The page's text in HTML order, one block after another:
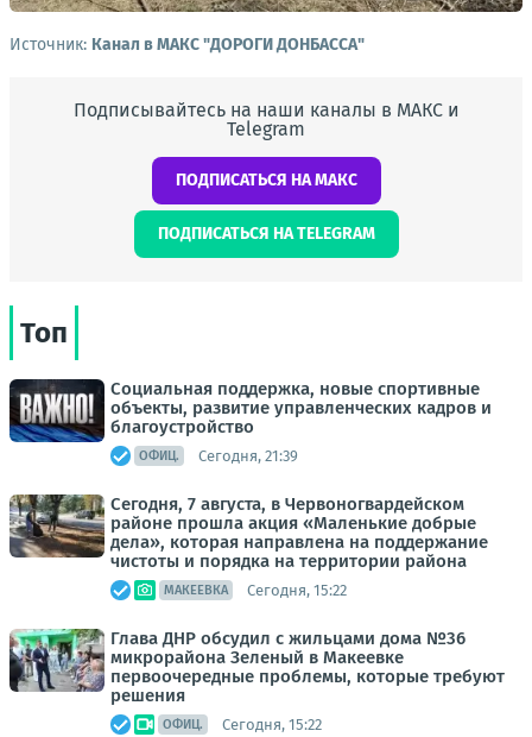
Источник: Канал в МАКС "ДОРОГИ ДОНБАССА"
Подписывайтесь на наши каналы в МАКС и
Telegram
ПОДПИСАТЬСЯ НА МАКС
ПОДПИСАТЬСЯ НА TELEGRAM
Топ
Социальная поддержка, новые спортивные
объекты, развитие управленческих кадров и
благоустройство
ОФИЦ. Сегодня, 21:39
Сегодня, 7 августа, в Червоногвардейском
районе прошла акция «Маленькие добрые
дела», которая направлена на поддержание
чистоты и порядка на территории района
МАКЕЕВКА Сегодня, 15:22
Глава ДНР обсудил с жильцами дома №36
микрорайона Зеленый в Макеевке
первоочередные проблемы, которые требуют
решения
ОФИЦ. Сегодня, 15:22